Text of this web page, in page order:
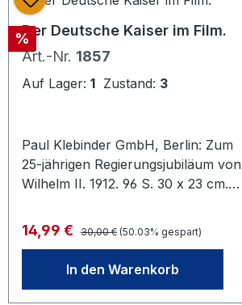
Rabatt
%Der Deutsche Kaiser im Film.
Art.-Nr. 1857
Auf Lager: 1 Zustand: 3
Paul Klebinder GmbH, Berlin: Zum
25-jährigen Regierungsjubiläum von
Wilhelm II. 1912. 96 S. 30 x 23 cm.
Verkaufspreis:
14,99 € Regulärer Preis:
30,00 € (50.03% gespart)
In den Warenkorb